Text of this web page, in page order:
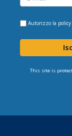
Autorizzo la
This site is